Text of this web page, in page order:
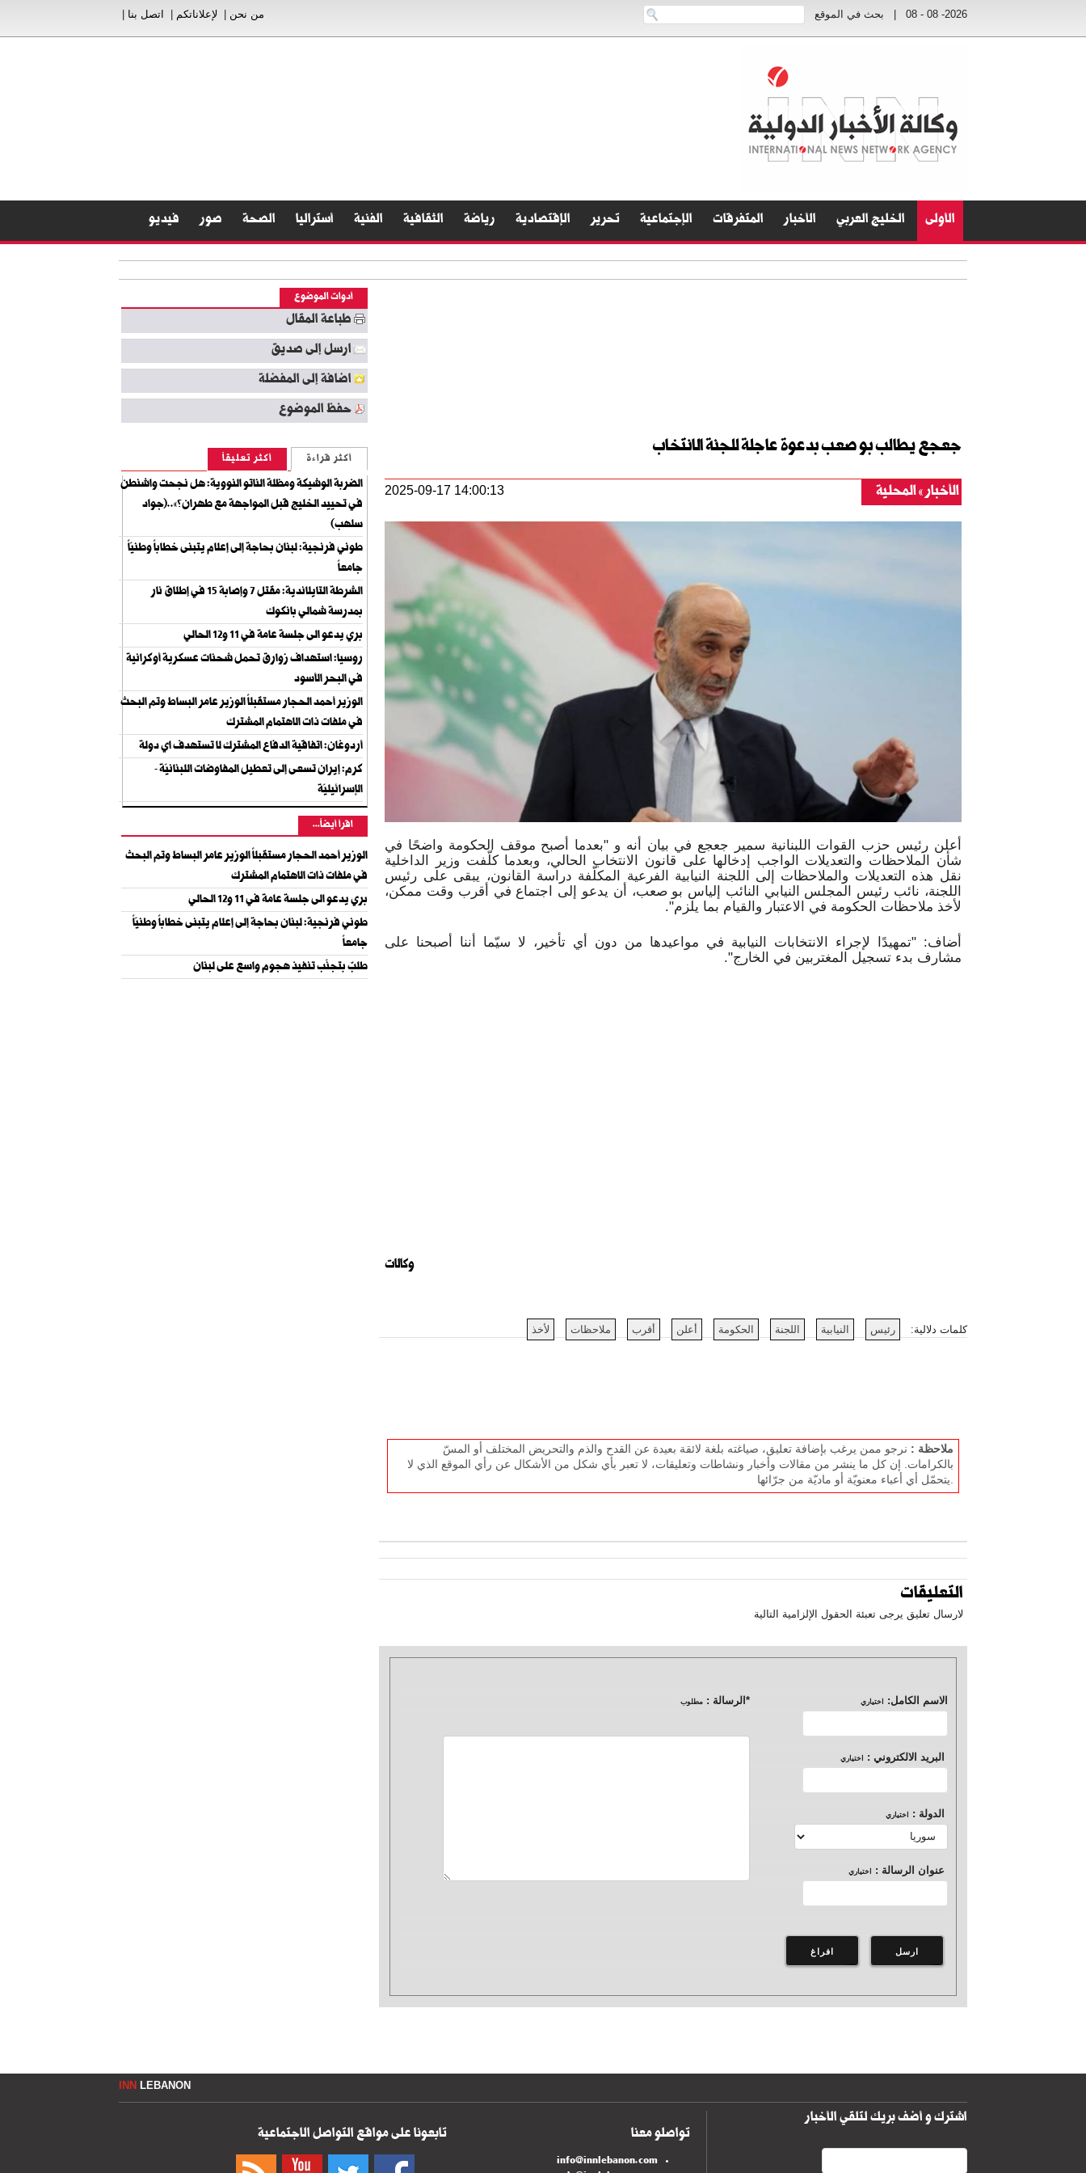
2026- 08 - 08 بحث في الموقع من نحن لإعلاناتكم اتصل بنا
الأولى الخليج العربي الأخبار المتفرقات الإجتماعية تحرير الإقتصادية رياضة الثقافية الفنية أستراليا الصحة صور فيديو
جعجع يطالب بو صعب بدعوة عاجلة للجنة الانتخاب
الأخبار المحلية 2025-09-17 14:00:13
أعلن رئيس حزب القوات اللبنانية سمير جعجع في بيان أنه و "بعدما أصبح موقف الحكومة واضحًا في
شأن الملاحظات والتعديلات الواجب إدخالها على قانون الانتخاب الحالي، وبعدما كلّفت وزير الداخلية
نقل هذه التعديلات والملاحظات إلى اللجنة النيابية الفرعية المكلّفة دراسة القانون، يبقى على رئيس
اللجنة، نائب رئيس المجلس النيابي النائب إلياس بو صعب، أن يدعو إلى اجتماع في أقرب وقت ممكن،
لأخذ ملاحظات الحكومة في الاعتبار والقيام بما يلزم".
أضاف: "تمهيدًا لإجراء الانتخابات النيابية في مواعيدها من دون أي تأخير، لا سيّما أننا أصبحنا على
مشارف بدء تسجيل المغتربين في الخارج".
وكالات
كلمات دلالية: رئيس النيابية اللجنة الحكومة أعلن أقرب ملاحظات لأخذ
ملاحظة : نرجو ممن يرغب بإضافة تعليق، صياغته بلغة لائقة بعيدة عن القدح والذم والتحريض المختلف أو المسّ
بالكرامات. إن كل ما ينشر من مقالات وأخبار ونشاطات وتعليقات، لا تعبر بأي شكل من الأشكال عن رأي الموقع الذي لا
التعليقات
لارسال تعليق يرجى تعبئة الحقول الإلزامية التالية
الاسم الكامل: اختياري * الرسالة : مطلوب
البريد الالكتروني : اختياري
الدولة : اختياري
عنوان الرسالة : اختياري
أدوات الموضوع
طباعة المقال
ارسل إلى صديق
اضافة إلى المفضلة
حفظ الموضوع
أكثر قراءة أكثر تعليقاً
الضربة الوشيكة ومظلة الناتو النووية: هل نجحت واشنطن
في تحييد الخليج قبل المواجهة مع طهران؟»..(جواد
سلهب)
طوني فرنجية: لبنان بحاجة إلى إعلام يتبنى خطاباً وطنيّاً
جامعاً
الشرطة التايلاندية: مقتل 7 وإصابة 15 في إطلاق نار
بمدرسة شمالي بانكوك
بري يدعو الى جلسة عامة في 11 و12 الحالي
روسيا: استهداف زوارق تحمل شحنات عسكرية أوكرانية
في البحر الأسود
الوزير أحمد الحجار مستقبلاً الوزير عامر البساط وتم البحث
في ملفات ذات الاهتمام المشترك
أردوغان: اتفاقية الدفاع المشترك لا تستهدف اي دولة
كرم: إيران تسعى إلى تعطيل المفاوضات اللبنانيّة -
الإسرائيليّة
اقرأ أيضاً...
الوزير أحمد الحجار مستقبلاً الوزير عامر البساط وتم البحث
في ملفات ذات الاهتمام المشترك
بري يدعو الى جلسة عامة في 11 و12 الحالي
طوني فرنجية: لبنان بحاجة إلى إعلام يتبنى خطاباً وطنيّاً
جامعاً
طلبٌ بتجنّب تنفيذ هجوم واسع على لبنان
INN LEBANON
اشترك و أضف بريك لتلقي الأخبار
تواصلو معنا
info@innlebanon.com
تابعونا على مواقع التواصل الاجتماعية